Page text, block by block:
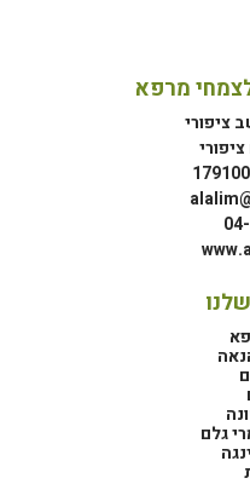
מרפא
גלם